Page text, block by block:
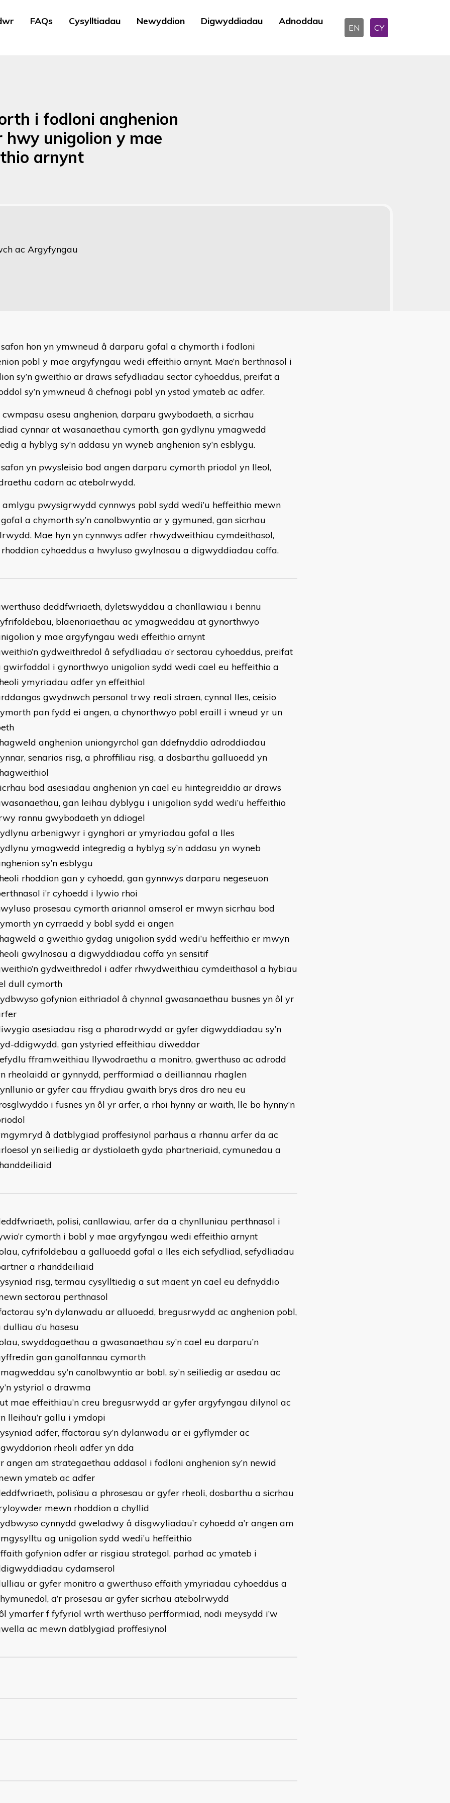
FAQs Cysylltiadau Newyddion Digwyddiadau Adnoddau
EN CY
i fodloni anghenion
unigolion y mae
arnynt
ac Argyfyngau
safon hon yn ymwneud â darparu gofal a chymorth i fodloni
pobl y mae argyfyngau wedi effeithio arnynt. Mae’n berthnasol i
sy’n gweithio ar draws sefydliadau sector cyhoeddus, preifat a
sy’n ymwneud â chefnogi pobl yn ystod ymateb ac adfer.
cwmpasu asesu anghenion, darparu gwybodaeth, a sicrhau
cynnar at wasanaethau cymorth, gan gydlynu ymagwedd
a hyblyg sy’n addasu yn wyneb anghenion sy’n esblygu.
safon yn pwysleisio bod angen darparu cymorth priodol yn lleol,
cadarn ac atebolrwydd.
amlygu pwysigrwydd cynnwys pobl sydd wedi’u heffeithio mewn
a chymorth sy’n canolbwyntio ar y gymuned, gan sicrhau
Mae hyn yn cynnwys adfer rhwydweithiau cymdeithasol,
cyhoeddus a hwyluso gwylnosau a digwyddiadau coffa.
deddfwriaeth, dyletswyddau a chanllawiau i bennu
blaenoriaethau ac ymagweddau at gynorthwyo
y mae argyfyngau wedi effeithio arnynt
gydweithredol â sefydliadau o’r sectorau cyhoeddus, preifat
gwirfoddol i gynorthwyo unigolion sydd wedi cael eu heffeithio a
ymyriadau adfer yn effeithiol
gwydnwch personol trwy reoli straen, cynnal lles, ceisio
pan fydd ei angen, a chynorthwyo pobl eraill i wneud yr un
anghenion uniongyrchol gan ddefnyddio adroddiadau
senarios risg, a phroffiliau risg, a dosbarthu galluoedd yn
bod asesiadau anghenion yn cael eu hintegreiddio ar draws
gan leihau dyblygu i unigolion sydd wedi’u heffeithio
rannu gwybodaeth yn ddiogel
arbenigwyr i gynghori ar ymyriadau gofal a lles
ymagwedd integredig a hyblyg sy’n addasu yn wyneb
sy’n esblygu
rhoddion gan y cyhoedd, gan gynnwys darparu negeseuon
i’r cyhoedd i lywio rhoi
prosesau cymorth ariannol amserol er mwyn sicrhau bod
yn cyrraedd y bobl sydd ei angen
a gweithio gydag unigolion sydd wedi’u heffeithio er mwyn
gwylnosau a digwyddiadau coffa yn sensitif
gydweithredol i adfer rhwydweithiau cymdeithasol a hybiau
dull cymorth
gofynion eithriadol â chynnal gwasanaethau busnes yn ôl yr
asesiadau risg a pharodrwydd ar gyfer digwyddiadau sy’n
ddigwydd, gan ystyried effeithiau diweddar
fframweithiau llywodraethu a monitro, gwerthuso ac adrodd
rheolaidd ar gynnydd, perfformiad a deilliannau rhaglen
ar gyfer cau ffrydiau gwaith brys dros dro neu eu
i fusnes yn ôl yr arfer, a rhoi hynny ar waith, lle bo hynny’n
â datblygiad proffesiynol parhaus a rhannu arfer da ac
yn seiliedig ar dystiolaeth gyda phartneriaid, cymunedau a
polisi, canllawiau, arfer da a chynlluniau perthnasol i
cymorth i bobl y mae argyfyngau wedi effeithio arnynt
cyfrifoldebau a galluoedd gofal a lles eich sefydliad, sefydliadau
a rhanddeiliaid
risg, termau cysylltiedig a sut maent yn cael eu defnyddio
sectorau perthnasol
sy’n dylanwadu ar alluoedd, bregusrwydd ac anghenion pobl,
dulliau o’u hasesu
swyddogaethau a gwasanaethau sy’n cael eu darparu’n
gan ganolfannau cymorth
sy’n canolbwyntio ar bobl, sy’n seiliedig ar asedau ac
ystyriol o drawma
mae effeithiau’n creu bregusrwydd ar gyfer argyfyngau dilynol ac
lleihau’r gallu i ymdopi
adfer, ffactorau sy’n dylanwadu ar ei gyflymder ac
rheoli adfer yn dda
angen am strategaethau addasol i fodloni anghenion sy’n newid
ymateb ac adfer
polisïau a phrosesau ar gyfer rheoli, dosbarthu a sicrhau
mewn rhoddion a chyllid
cynnydd gweladwy â disgwyliadau’r cyhoedd a’r angen am
ag unigolion sydd wedi’u heffeithio
gofynion adfer ar risgiau strategol, parhad ac ymateb i
cydamserol
ar gyfer monitro a gwerthuso effaith ymyriadau cyhoeddus a
a’r prosesau ar gyfer sicrhau atebolrwydd
ymarfer f fyfyriol wrth werthuso perfformiad, nodi meysydd i’w
ac mewn datblygiad proffesiynol